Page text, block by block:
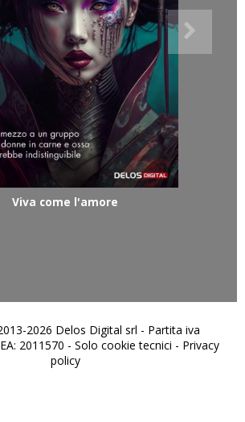
Viva come l'amore
2026 Delos Digital srl - Partita iva
2011570 - Solo cookie tecnici - Privacy
policy